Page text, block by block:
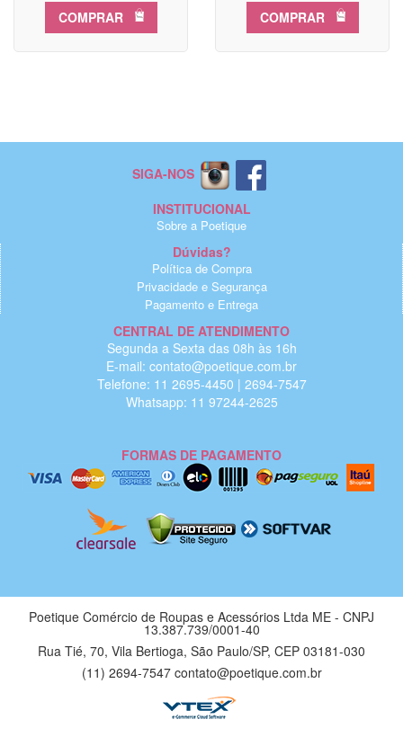
COMPRAR COMPRAR
SIGA-NOS
INSTITUCIONAL
Sobre a Poetique
Dúvidas?
Política de Compra
Privacidade e Segurança
Pagamento e Entrega
CENTRAL DE ATENDIMENTO
Segunda a Sexta das 08h às 16h
E-mail: contato@poetique.com.br
Telefone: 11 2695-4450 | 2694-7547
Whatsapp: 11 97244-2625
FORMAS DE PAGAMENTO
Poetique Comércio de Roupas e Acessórios Ltda ME - CNPJ
13.387.739/0001-40
Rua Tié, 70, Vila Bertioga, São Paulo/SP, CEP 03181-030
(11) 2694-7547 contato@poetique.com.br